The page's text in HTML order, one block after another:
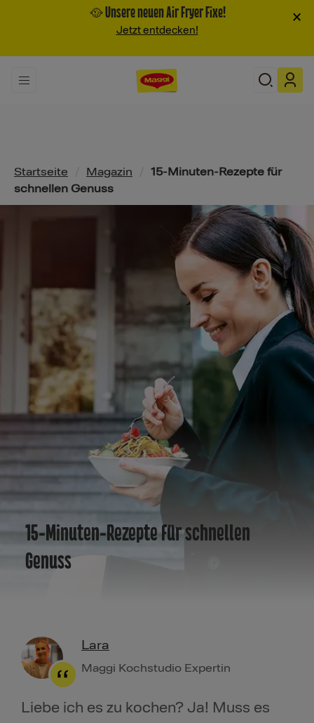
🥘 Unsere neuen Air Fryer Fixe!
Jetzt entdecken!
×
Pfadnavigation
Startseite Magazin
15-Minuten-Rezepte für
schnellen Genuss
15-Minuten-Rezepte für schnellen
Genuss
Lara
Maggi Kochstudio Expertin
Liebe ich es zu kochen? Ja! Muss es